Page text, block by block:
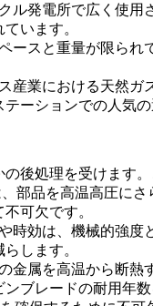
発電所で広く使
います。
スと重量が限ら
業における天然
ーションでの人気の
後処理を受けます
、部品を高温高圧に
可欠です。
時効は、機械的強度
します。
金属を高温から断熱
ブレードの耐用年数